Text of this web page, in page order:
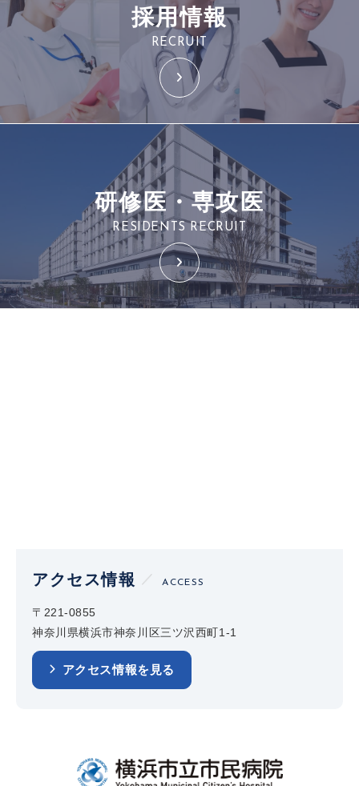
採用情報
RECRUIT
研修医・専攻医
RESIDENTS RECRUIT
アクセス情報 ACCESS
〒221-0855
神奈川県横浜市神奈川区三ツ沢西町1-1
アクセス情報を見る